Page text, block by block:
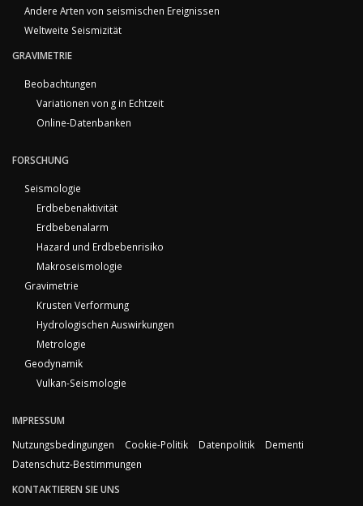
Andere Arten von seismischen Ereignissen
Weltweite Seismizität
GRAVIMETRIE
Beobachtungen
Variationen von g in Echtzeit
Online-Datenbanken
FORSCHUNG
Seismologie
Erdbebenaktivität
Erdbebenalarm
Hazard und Erdbebenrisiko
Makroseismologie
Gravimetrie
Krusten Verformung
Hydrologischen Auswirkungen
Metrologie
Geodynamik
Vulkan-Seismologie
IMPRESSUM
Nutzungsbedingungen
Cookie-Politik Datenpolitik
Dementi
Datenschutz-Bestimmungen
KONTAKTIEREN SIE UNS